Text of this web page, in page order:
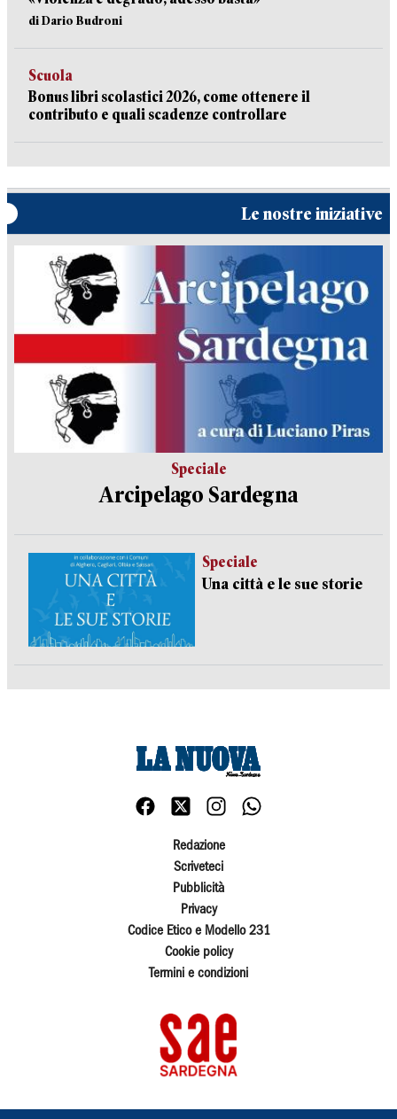
di Dario Budroni
Scuola
Bonus libri scolastici 2026, come ottenere il
contributo e quali scadenze controllare
Le nostre iniziative
Speciale
Arcipelago Sardegna
Speciale
Una città e le sue storie
Redazione
Scriveteci
Pubblicità
Privacy
Codice Etico e Modello 231
Cookie policy
Termini e condizioni